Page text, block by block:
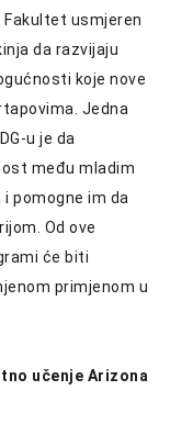
Fakultet usmjeren
da razvijaju
koje nove
Jedna
u je da
među mladim
pomogne im da
Od ove
će biti
primjenom u
učenje Arizona